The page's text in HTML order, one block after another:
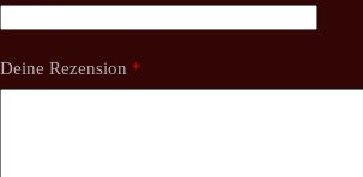
Deine Rezension *